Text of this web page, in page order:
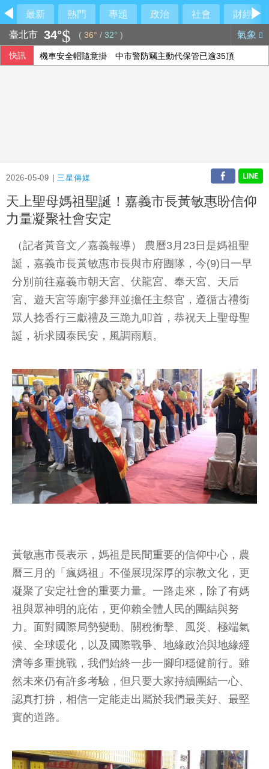
最新 熱門 專題 政治 社會
財經
臺北市 34° ( 36° / 32° ) 氣象
快訊 機車安全帽隨意掛 中市警防竊主動代保管已逾35頂
2026-05-09 |三星傳媒
天上聖母媽祖聖誕！嘉義市長黃敏惠盼信仰
力量凝聚社會安定
（記者黃音文／嘉義報導） 農曆3月23日是媽祖聖
誕，嘉義市長黃敏惠市長與市府團隊，今(9)日一早
分別前往嘉義市朝天宮、伏龍宮、奉天宮、天后
宮、遊天宮等廟宇參拜並擔任主祭官，遵循古禮銜
眾人捻香行三獻禮及三跪九叩首，恭祝天上聖母聖
誕，祈求國泰民安，風調雨順。
黃敏惠市長表示，媽祖是民間重要的信仰中心，農
曆三月的「瘋媽祖」不僅展現深厚的宗教文化，更
凝聚了安定社會的重要力量。一路走來，除了有媽
祖與眾神明的庇佑，更仰賴全體人民的團結與努
力。面對國際局勢變動、關稅衝擊、風災、極端氣
候、全球暖化，以及國際戰爭、地緣政治與地緣經
濟等多重挑戰，我們始終一步一腳印穩健前行。雖
然未來仍有許多考驗，但只要大家持續團結一心、
認真打拚，相信一定能走出屬於我們最美好、最堅
實的道路。